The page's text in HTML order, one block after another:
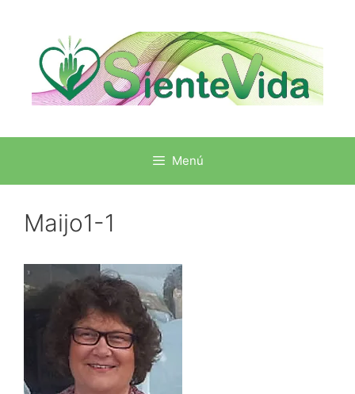
Menú
Maijo1-1